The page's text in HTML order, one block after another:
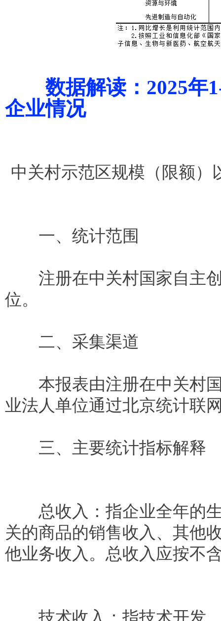
数据解读：2025年1-
企业情况
中关村示范区规模（限额）
一、统计范围
注册在中关村国家自主创
位。
二、采集渠道
本报表由注册在中关村国
业法人单位通过北京统计联
三、主要统计指标解释
总收入：指企业全年的生
关的商品的销售收入、其他
他业务收入。总收入应按不
技术收入：指技术开发、